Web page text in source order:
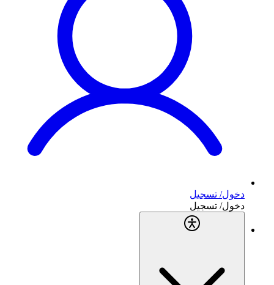
دخول/ تسجيل
دخول/ تسجيل